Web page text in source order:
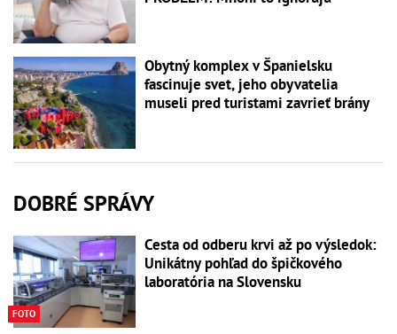
Obytný komplex v Španielsku
fascinuje svet, jeho obyvatelia
museli pred turistami zavrieť brány
DOBRÉ SPRÁVY
FOTO
Cesta od odberu krvi až po výsledok:
Unikátny pohľad do špičkového
laboratória na Slovensku